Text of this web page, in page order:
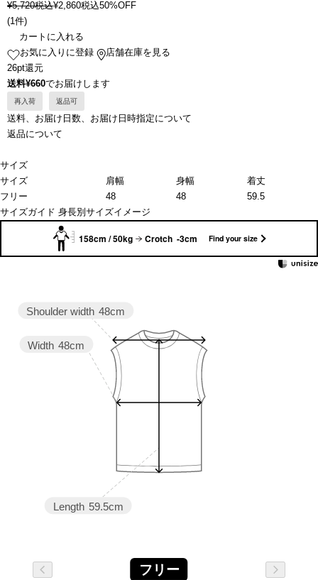
¥5,720税込¥2,860税込50%OFF
(1件)
カートに入れる
お気に入りに登録
店舗在庫を見る
26pt還元
送料¥660でお届けします
再入荷 返品可
送料、お届け日数、お届け日時指定について
返品について
サイズ
サイズ
肩幅 身幅
着丈
フリー
48 48
59.5
サイズガイド 身長別サイズイメージ
158cm / 50kg Crotch -3cm Find your size
Length 59.5cm
Width 48cm
Shoulder width 48cm
フリー